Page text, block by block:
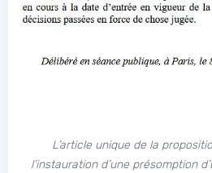
L’article unique de la
l’instauration d’une présomption